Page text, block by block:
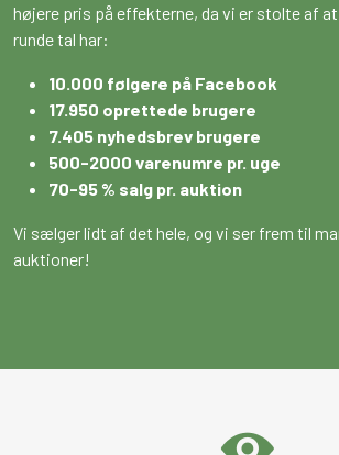
højere pris på effekterne, da vi er stolte af
runde tal har:
10.000 følgere på Facebook
17.950 oprettede brugere
7.405 nyhedsbrev brugere
500-2000 varenumre pr. uge
70-95 % salg pr. auktion
Vi sælger lidt af det hele, og vi ser frem til
auktioner!